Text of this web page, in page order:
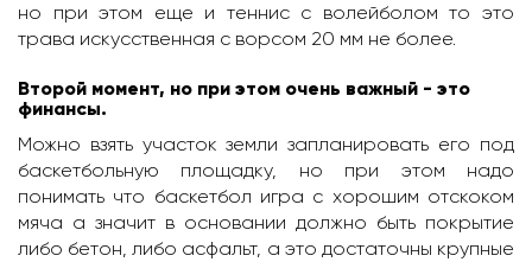
но при этом еще и теннис с волейболом то это
трава искусственная с ворсом 20 мм не более.
Второй момент, но при этом очень важный - это
финансы.
Можно взять участок земли запланировать его под
баскетбольную площадку, но при этом надо
понимать что баскетбол игра с хорошим отскоком
мяча а значит в основании должно быть покрытие
либо бетон, либо асфальт, а это достаточны крупные